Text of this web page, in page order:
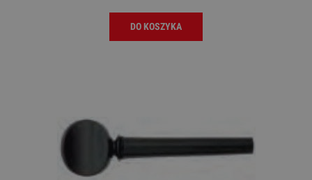
DO KOSZYKA